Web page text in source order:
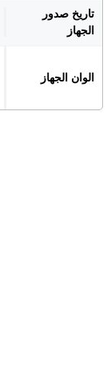
تاريخ صدور
الجهاز
الوان الجهاز